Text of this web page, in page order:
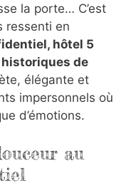
la porte… C’est
ressenti en
hôtel 5
de
élégante et
impersonnels où
d’émotions.
au